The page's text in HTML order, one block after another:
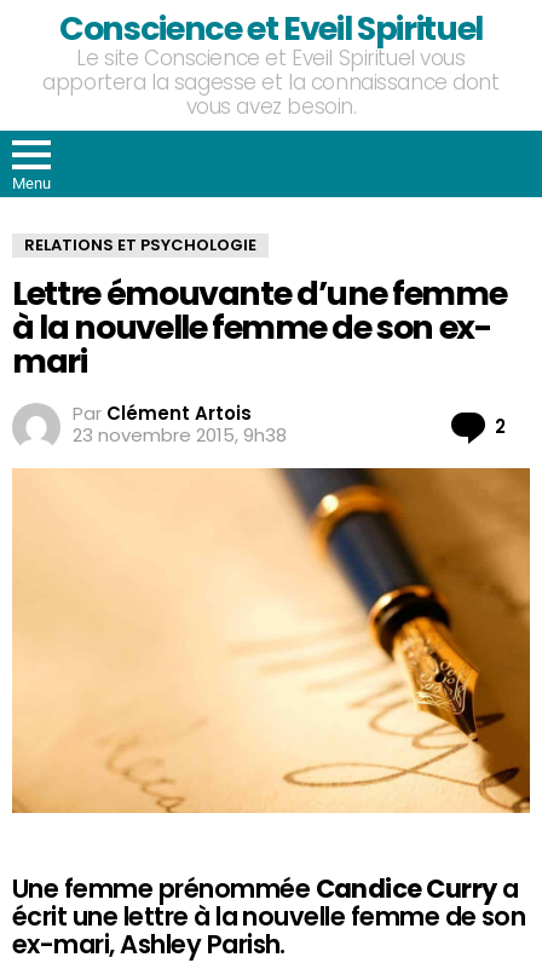
Conscience et Eveil Spirituel
Le site Conscience et Eveil Spirituel vous
apportera la sagesse et la connaissance dont
vous avez besoin.
Menu
RELATIONS ET PSYCHOLOGIE
Lettre émouvante d’une femme
à la nouvelle femme de son ex-
mari
Par Clément Artois
23 novembre 2015, 9h38
2
Une femme prénommée Candice Currya
écrit une lettre à la nouvelle femme de son
ex-mari, Ashley Parish.